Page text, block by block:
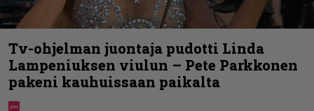
Tv-ohjelman juontaja pudotti Linda
Lampeniuksen viulun – Pete Parkkonen
pakeni kauhuissaan paikalta